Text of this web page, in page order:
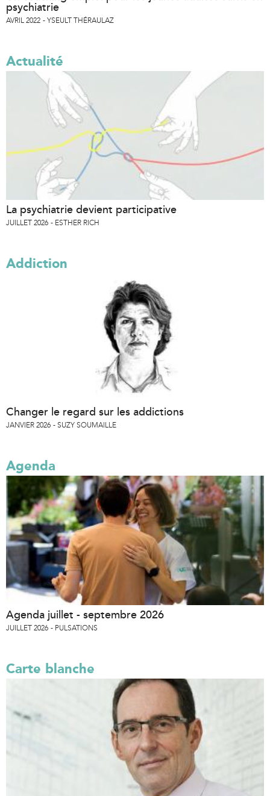
psychiatrie
AVRIL 2022 YSEULT THÉRAULAZ
Actualité
La psychiatrie devient participative
JUILLET 2026 ESTHER RICH
Addiction
Changer le regard sur les addictions
JANVIER 2026 SUZY SOUMAILLE
Agenda
Agenda juillet - septembre 2026
JUILLET 2026 PULSATIONS
Carte blanche